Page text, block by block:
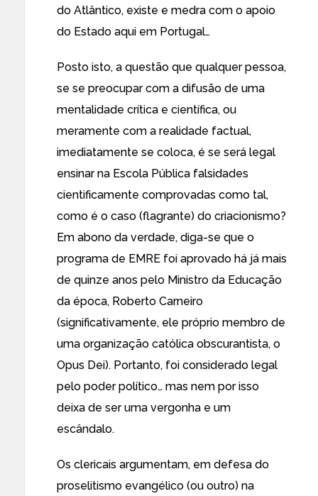
do Atlântico, existe e medra com o apoio
do Estado aqui em Portugal…
Posto isto, a questão que qualquer pessoa,
se se preocupar com a difusão de uma
mentalidade crítica e científica, ou
meramente com a realidade factual,
imediatamente se coloca, é se será legal
ensinar na Escola Pública falsidades
cientificamente comprovadas como tal,
como é o caso (flagrante) do criacionismo?
Em abono da verdade, diga-se que o
programa de EMRE foi aprovado há já mais
de quinze anos pelo Ministro da Educação
da época, Roberto Carneiro
(significativamente, ele próprio membro de
uma organização católica obscurantista, o
Opus Dei). Portanto, foi considerado legal
pelo poder político… mas nem por isso
deixa de ser uma vergonha e um
escândalo.
Os clericais argumentam, em defesa do
proselitismo evangélico (ou outro) na